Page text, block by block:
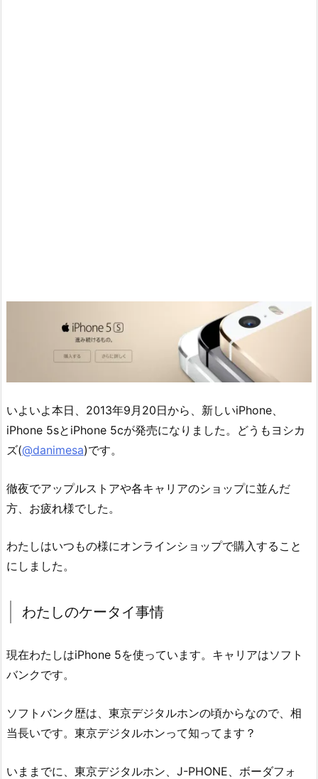
いよいよ本日、2013年9月20日から、新しいiPhone、
iPhone 5sとiPhone 5cが発売になりました。どうもヨシカ
ズ(@danimesa)です。
徹夜でアップルストアや各キャリアのショップに並んだ
方、お疲れ様でした。
わたしはいつもの様にオンラインショップで購入すること
にしました。
わたしのケータイ事情
現在わたしはiPhone 5を使っています。キャリアはソフト
バンクです。
ソフトバンク歴は、東京デジタルホンの頃からなので、相
当長いです。東京デジタルホンって知ってます？
いままでに、東京デジタルホン、J-PHONE、ボーダフォ